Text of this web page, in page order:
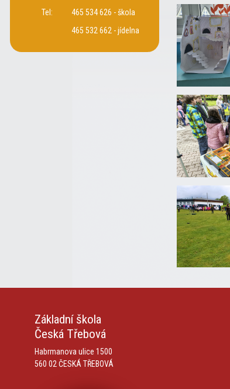
Tel:
465 534 626 - škola
465 532 662 - jídelna
Základní škola
Česká Třebová
Habrmanova ulice 1500
560 02 ČESKÁ TŘEBOVÁ